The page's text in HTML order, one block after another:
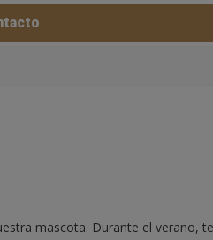
mascota. Durante el verano,